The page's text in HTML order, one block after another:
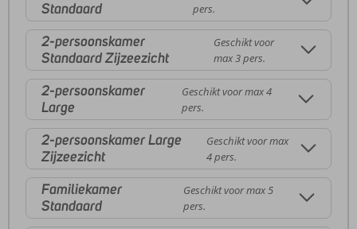
Standaard
pers.
2-persoonskamer
Standaard Zijzeezicht
Geschikt voor
max 3 pers.
2-persoonskamer
Large
Geschikt voor max 4
pers.
2-persoonskamer Large
Zijzeezicht
Geschikt voor max
4 pers.
Familiekamer
Standaard
Geschikt voor max 5
pers.